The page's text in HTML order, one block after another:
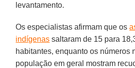
levantamento.
Os especialistas afirmam que os
indígenas saltaram de 15 para
habitantes, enquanto os números
população em geral mostram